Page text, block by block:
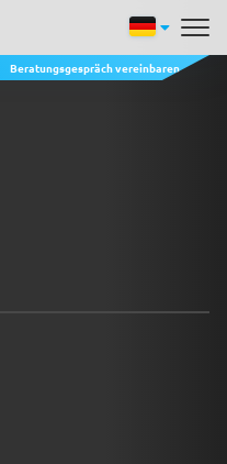
Beratungsgespräch vereinbaren